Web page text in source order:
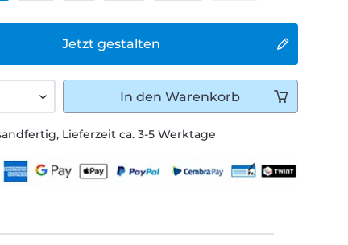
Lieferzeit ca. 3-5 Werktage
Jetzt gestalten
In den Warenkorb